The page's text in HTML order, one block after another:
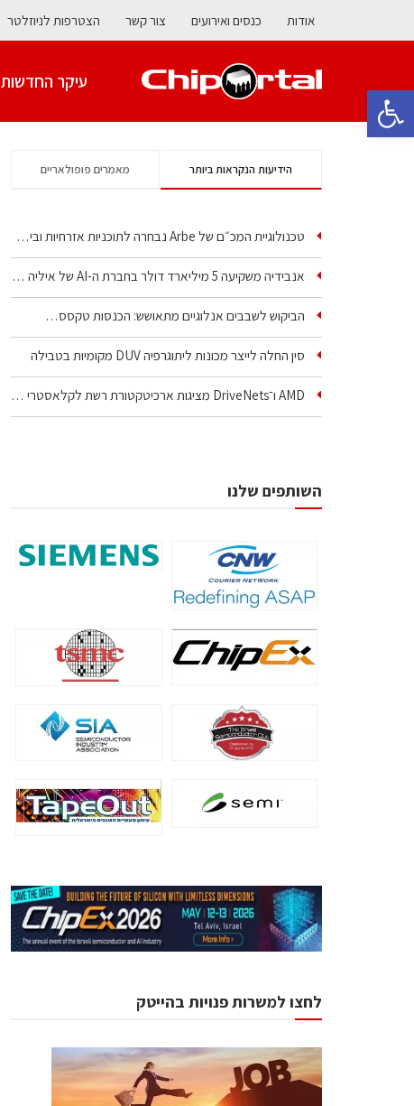
פתח סרגל נגישות
אודות כנסים ואירועים צור קשר הצטרפות לניוזלטר
עיקר החדשות
הידיעות הנקראות ביותר מאמרים פופולאריים
טכנולוגיית המכ״ם של Arbe נבחרה לתוכניות אזרחיות וביטחוניות
אנבידיה משקיעה 5 מיליארד דולר בחברת ה-AI של איליה סוצקבר
הביקוש לשבבים אנלוגיים מתאושש: הכנסות טקסס…
סין החלה לייצר מכונות ליתוגרפיה DUV מקומיות בטבילה
AMD ו־DriveNets מציגות ארכיטקטורת רשת לקלאסטרי AI…
השותפים שלנו
לחצו למשרות פנויות בהייטק